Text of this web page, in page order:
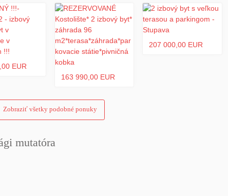
EUR
163 990,00 EUR
207 000,00 EUR
Zobraziť všetky podobné ponuky
mutatóra